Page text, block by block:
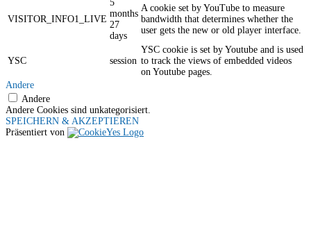
VISITOR_INFO1_LIVE
5
months
27
days
A cookie set by YouTube to measure
bandwidth that determines whether the
user gets the new or old player interface.
YSC session
YSC cookie is set by Youtube and is used
to track the views of embedded videos
on Youtube pages.
Andere
Andere
Andere Cookies sind unkategorisiert.
SPEICHERN & AKZEPTIEREN
Präsentiert von